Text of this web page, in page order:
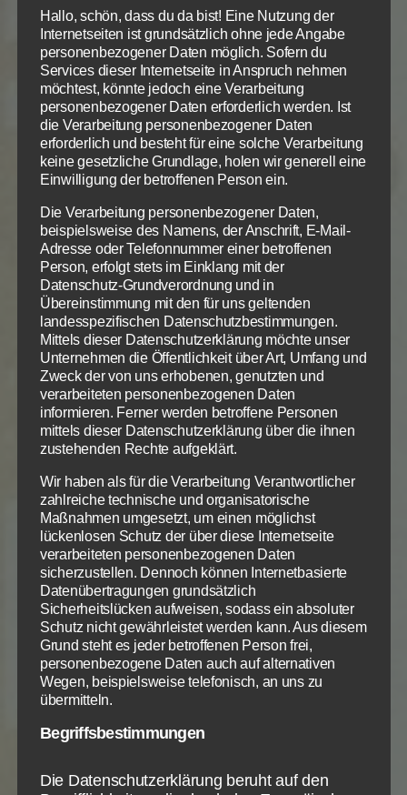
von Begriff! Warum fällt es euch nur so schwer, an
alles zu glauben, was die Propheten gesagt haben?
Musste der Messias nicht das alles erleiden, bevor er
verherrlicht wird?“ Dann erklärte er ihnen in der
ganzen Schrift alles, was sich auf ihn bezog; er fing
bei Mose an und ging durch sämtliche Propheten.
Wir tun also gut daran, die ganze Bibel und auch das
Alte Testament sehr gut zu kennen und zu
verstehen, wenn wir Gottes Erklärungen und
Zusagen im Neuen Testament richtig erfassen und
einordnen wollen.
Neues Testament: Die ersten Christen hatten nur
das Alte Testament und das Zeugnis der Apostel.
Das Neue Testament hatte noch keine Gestalt
angenommen. Die Evangelien über das Leben Jesu
setzen dann den Standard im Neuen Testament. In
der Gesamtheit der Evangelien ist alles enthalten,
was Jesus lehrte, tat und was wir wissen müssen. So
hat Gott durch Jesus zu uns geredet. Durch die
Apostelgeschichte und die Briefe wird die Lehre
Jesu aber praktisch ausgelegt und noch viel klarer.
Jeder neutestamentliche Schreiber schrieb in jedem
Buch oder Brief, was vom Evangelium für seine
Hörer/Leser in ihrer konkreten Situation wichtig
war. Die Wahrheiten des Evangeliums wurden je
nach Brief unterschiedlich ausführlich beleuchtet,
jeder Brief setzte seine eigenen Schwerpunkte.
Doch wenn das Evangelium in einem Evangelium
oder anderen Schrift des Neuen Testamentes
erklärt wird, dann mit allem, was die Leser und Hörer
damals in ihrer konkreten Situation wissen mussten.
vertrauen, dass ihre Hörer/Leser wesentliche
Hallo, schön, dass du da bist! Eine Nutzung der
Internetseiten ist grundsätzlich ohne jede Angabe
personenbezogener Daten möglich. Sofern du
Services dieser Internetseite in Anspruch nehmen
möchtest, könnte jedoch eine Verarbeitung
personenbezogener Daten erforderlich werden. Ist
die Verarbeitung personenbezogener Daten
erforderlich und besteht für eine solche Verarbeitung
keine gesetzliche Grundlage, holen wir generell eine
Einwilligung der betroffenen Person ein.
Die Verarbeitung personenbezogener Daten,
beispielsweise des Namens, der Anschrift, E-Mail-
Adresse oder Telefonnummer einer betroffenen
Person, erfolgt stets im Einklang mit der
Datenschutz-Grundverordnung und in
Übereinstimmung mit den für uns geltenden
landesspezifischen Datenschutzbestimmungen.
Mittels dieser Datenschutzerklärung möchte unser
Unternehmen die Öffentlichkeit über Art, Umfang und
Zweck der von uns erhobenen, genutzten und
verarbeiteten personenbezogenen Daten
informieren. Ferner werden betroffene Personen
mittels dieser Datenschutzerklärung über die ihnen
zustehenden Rechte aufgeklärt.
Wir haben als für die Verarbeitung Verantwortlicher
zahlreiche technische und organisatorische
Maßnahmen umgesetzt, um einen möglichst
lückenlosen Schutz der über diese Internetseite
verarbeiteten personenbezogenen Daten
sicherzustellen. Dennoch können Internetbasierte
Datenübertragungen grundsätzlich
Sicherheitslücken aufweisen, sodass ein absoluter
Schutz nicht gewährleistet werden kann. Aus diesem
Grund steht es jeder betroffenen Person frei,
personenbezogene Daten auch auf alternativen
Wegen, beispielsweise telefonisch, an uns zu
übermitteln.
Begriffsbestimmungen
Die Datenschutzerklärung beruht auf den